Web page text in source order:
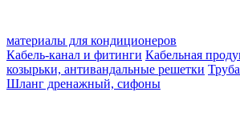
материалы для кондиционеров
Кабель-канал и фитинги Кабельная
козырьки, антивандальные решетки
Шланг дренажный, сифоны